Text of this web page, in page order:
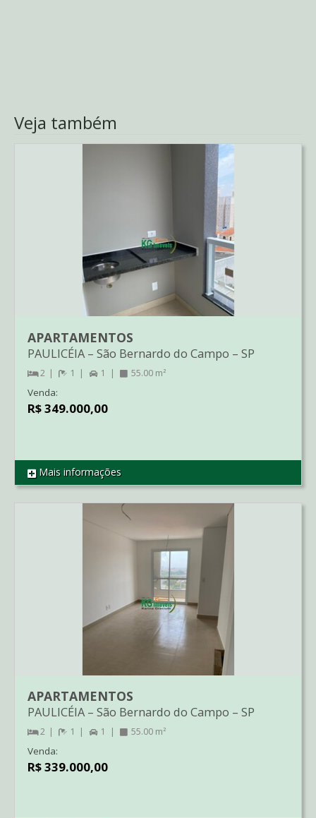
Veja também
REF AP04723
APARTAMENTOS
PAULICÉIA – São Bernardo do Campo – SP
2 1 1 55.00 m²
Venda:
R$ 349.000,00
Mais informações
APARTAMENTOS
PAULICÉIA – São Bernardo do Campo – SP
2 1 1 55.00 m²
Venda:
R$ 339.000,00